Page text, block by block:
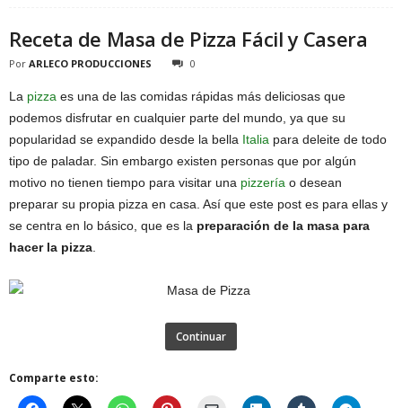
Receta de Masa de Pizza Fácil y Casera
Por ARLECO PRODUCCIONES 0
La pizza es una de las comidas rápidas más deliciosas que
podemos disfrutar en cualquier parte del mundo, ya que su
popularidad se expandido desde la bella Italia para deleite de todo
tipo de paladar. Sin embargo existen personas que por algún
motivo no tienen tiempo para visitar una pizzería o desean
preparar su propia pizza en casa. Así que este post es para ellas y
se centra en lo básico, que es la preparación de la masa para
hacer la pizza
Continuar
Comparte esto: